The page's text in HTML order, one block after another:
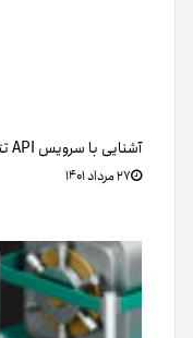
آشنایی با سرویس API تترلند
۲۷ مرداد ۱۴۰۱